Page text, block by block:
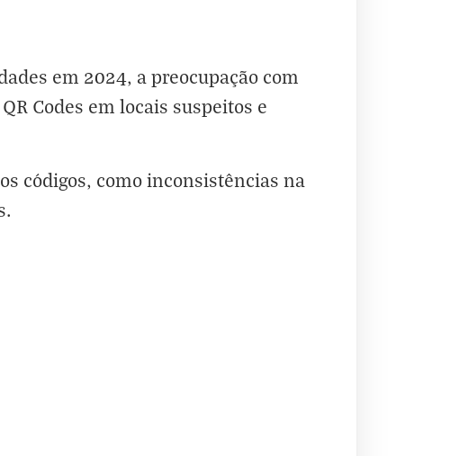
em 2024, a preocupação com
Codes em locais suspeitos e
códigos, como inconsistências na